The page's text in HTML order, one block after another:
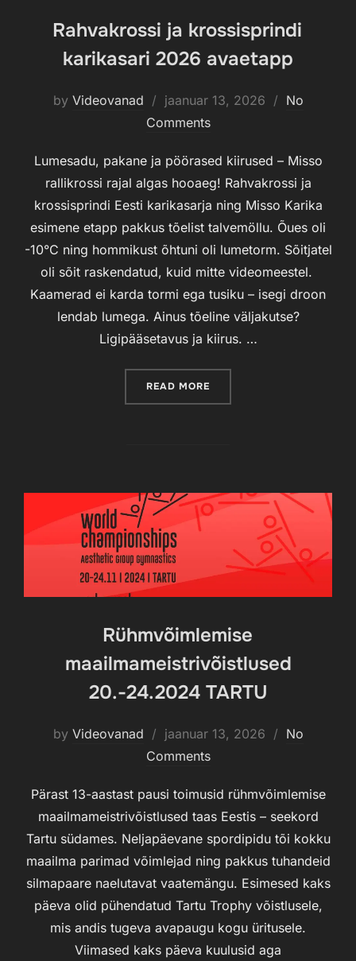
Rahvakrossi ja krossisprindi
karikasari 2026 avaetapp
by Videovanad
Posted
on
jaanuar 13, 2026
No
Comments
Lumesadu, pakane ja pöörased kiirused – Misso
rallikrossi rajal algas hooaeg! Rahvakrossi ja
krossisprindi Eesti karikasarja ning Misso Karika
esimene etapp pakkus tõelist talvemöllu. Õues oli
-10°C ning hommikust õhtuni oli lumetorm. Sõitjatel
oli sõit raskendatud, kuid mitte videomeestel.
Kaamerad ei karda tormi ega tusiku – isegi droon
lendab lumega. Ainus tõeline väljakutse?
Ligipääsetavus ja kiirus. …
READ MORE
Rühmvõimlemise
maailmameistrivõistlused
20.-24.2024 TARTU
by Videovanad
Posted
on
jaanuar 13, 2026
No
Comments
Pärast 13-aastast pausi toimusid rühmvõimlemise
maailmameistrivõistlused taas Eestis – seekord
Tartu südames. Neljapäevane spordipidu tõi kokku
maailma parimad võimlejad ning pakkus tuhandeid
silmapaare naelutavat vaatemängu. Esimesed kaks
päeva olid pühendatud Tartu Trophy võistlusele,
mis andis tugeva avapaugu kogu üritusele.
Viimased kaks päeva kuulusid aga